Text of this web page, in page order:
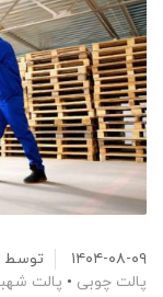
۱۴۰۴-۰۸-۰۹ توسط
پالت چوبی • پالت